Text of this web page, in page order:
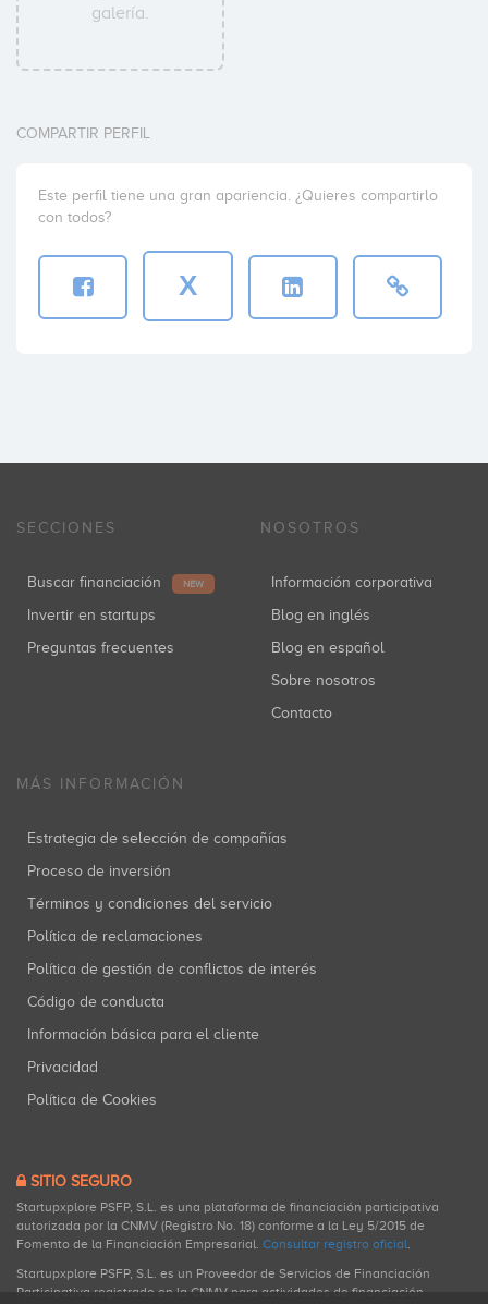
galería.
COMPARTIR PERFIL
Este perfil tiene una gran apariencia. ¿Quieres compartirlo
con todos?
X
SECCIONES
Buscar financiación NEW
Invertir en startups
Preguntas frecuentes
NOSOTROS
Información corporativa
Blog en inglés
Blog en español
Sobre nosotros
Contacto
MÁS INFORMACIÓN
Estrategia de selección de compañías
Proceso de inversión
Términos y condiciones del servicio
Política de reclamaciones
Política de gestión de conflictos de interés
Código de conducta
Información básica para el cliente
Privacidad
Política de Cookies
SITIO SEGURO
Startupxplore PSFP, S.L. es una plataforma de financiación participativa
autorizada por la CNMV (Registro No. 18) conforme a la Ley 5/2015 de
Fomento de la Financiación Empresarial. Consultar registro oficial.
Startupxplore PSFP, S.L. es un Proveedor de Servicios de Financiación
Participativa registrado en la CNMV para actividades de financiación